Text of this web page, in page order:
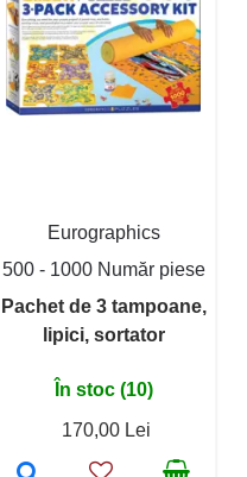
Eurographics
500 - 1000 Număr piese
Pachet de 3 tampoane,
lipici, sortator
În stoc (10)
170,00 Lei